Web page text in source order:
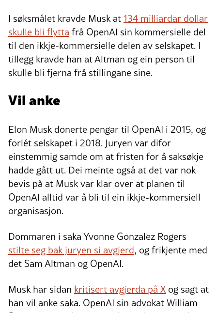
I søksmålet kravde Musk at134 milliardar dollar
skulle bli flytta frå OpenAI sin kommersielle del
til den ikkje-kommersielle delen av selskapet. I
tillegg kravde han at Altman og ein person til
skulle bli fjerna frå stillingane sine.
Vil anke
Elon Musk donerte pengar til OpenAI i 2015, og
forlét selskapet i 2018. Juryen var difor
einstemmig samde om at fristen for å saksøkje
hadde gått ut. Dei meinte også at det var nok
bevis på at Musk var klar over at planen til
OpenAI alltid var å bli til ein ikkje-kommersiell
organisasjon.
Dommaren i saka Yvonne Gonzalez Rogers
stilte seg bak juryen si avgjerd, og frikjente med
det Sam Altman og OpenAI.
Musk har sidan kritisert avgjerda på X og sagt at
han vil anke saka. OpenAI sin advokat William